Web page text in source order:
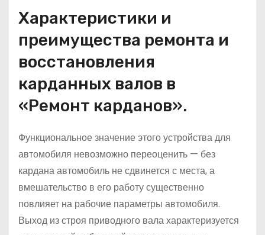
Характеристики и
преимущества ремонта и
восстановления
карданных валов в
«Ремонт карданов».
Функциональное значение этого устройства для
автомобиля невозможно переоценить — без
кардана автомобиль не сдвинется с места, а
вмешательство в его работу существенно
повлияет на рабочие параметры автомобиля.
Выход из строя приводного вала характеризуется